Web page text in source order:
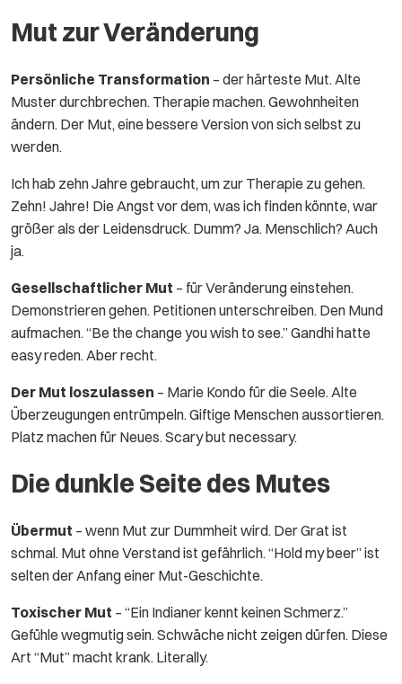
Mut zur Veränderung
Persönliche Transformation – der härteste Mut. Alte
Muster durchbrechen. Therapie machen. Gewohnheiten
ändern. Der Mut, eine bessere Version von sich selbst zu
werden.
Ich hab zehn Jahre gebraucht, um zur Therapie zu gehen.
Zehn! Jahre! Die Angst vor dem, was ich finden könnte, war
größer als der Leidensdruck. Dumm? Ja. Menschlich? Auch
ja.
Gesellschaftlicher Mut – für Veränderung einstehen.
Demonstrieren gehen. Petitionen unterschreiben. Den Mund
aufmachen. “Be the change you wish to see.” Gandhi hatte
easy reden. Aber recht.
Der Mut loszulassen – Marie Kondo für die Seele. Alte
Überzeugungen entrümpeln. Giftige Menschen aussortieren.
Platz machen für Neues. Scary but necessary.
Die dunkle Seite des Mutes
Übermut – wenn Mut zur Dummheit wird. Der Grat ist
schmal. Mut ohne Verstand ist gefährlich. “Hold my beer” ist
selten der Anfang einer Mut-Geschichte.
Toxischer Mut – “Ein Indianer kennt keinen Schmerz.”
Gefühle wegmutig sein. Schwäche nicht zeigen dürfen. Diese
Art “Mut” macht krank. Literally.